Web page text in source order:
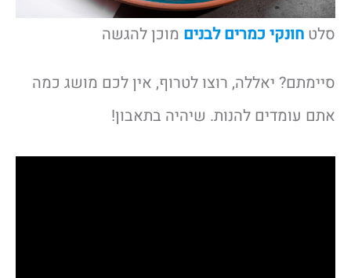
סלט חונקי כמרים לבנים מוכן להגשה
סיימתם? יאללה, רוצו לטרוף, אין לכם מושג כמה
אתם עומדים להנות. שיהיה בתאבון!